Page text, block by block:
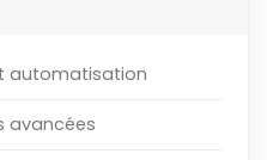
automatisation
avancées